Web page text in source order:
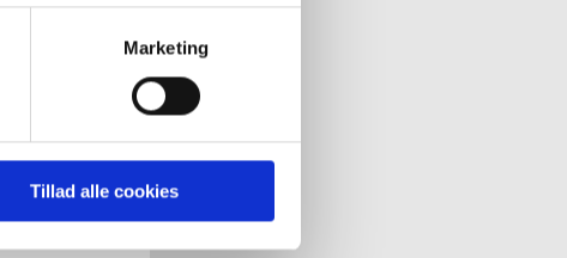
nedenfor kan du se hvilke
pågældende cookies. Du har
er det ligeledes muligt, at
Marketing
Tillad alle cookies